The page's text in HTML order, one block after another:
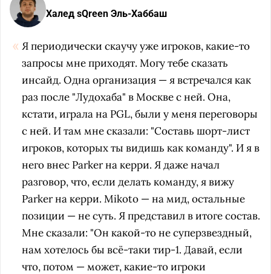
Халед sQreen Эль-Хаббаш
Я периодически скаучу уже игроков, какие-то
запросы мне приходят. Могу тебе сказать
инсайд. Одна организация — я встречался как
раз после "Лудохаба" в Москве с ней. Она,
кстати, играла на PGL, были у меня переговоры
с ней. И там мне сказали: "Составь шорт-лист
игроков, которых ты видишь как команду". И я в
него внес Parker на керри. Я даже начал
разговор, что, если делать команду, я вижу
Parker на керри. Mikoto — на мид, остальные
позиции — не суть. Я представил в итоге состав.
Мне сказали: "Он какой-то не суперзвездный,
нам хотелось бы всё-таки тир-1. Давай, если
что, потом — может, какие-то игроки